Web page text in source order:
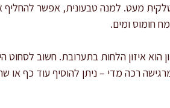
מעט. למנה טבעונית, אפשר
חומוס ומים.
איזון הלחות בתערובת. חשוב לסחוט
רכה מדי – ניתן להוסיף עוד כף